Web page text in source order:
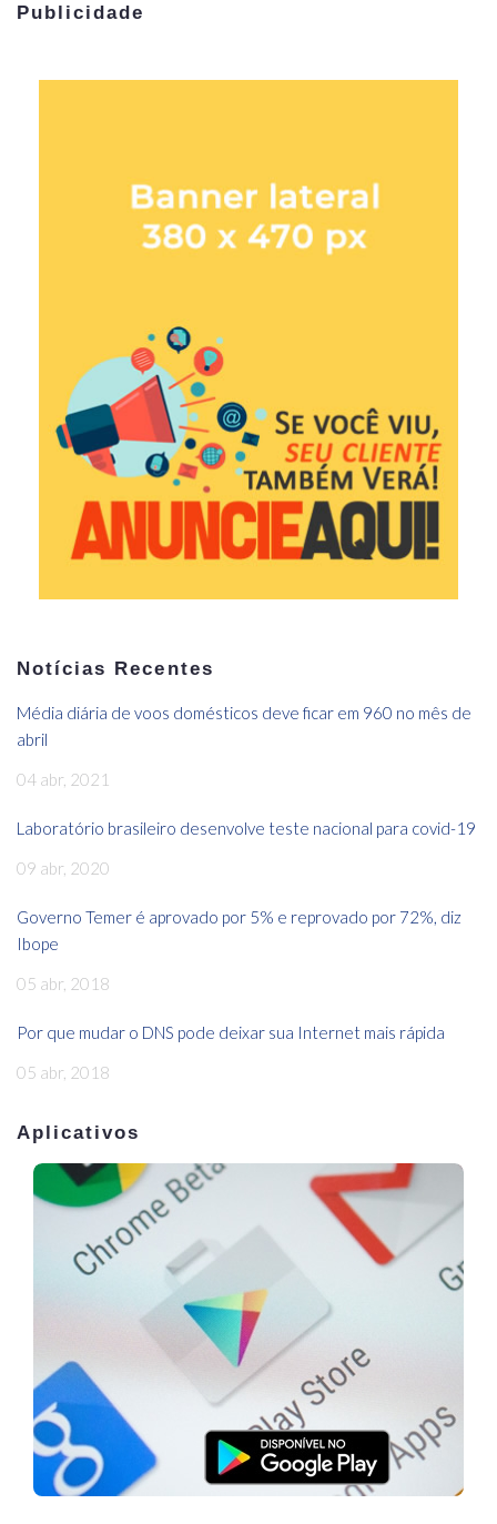
Publicidade
Notícias Recentes
Média diária de voos domésticos deve ficar em 960 no mês de
abril
04 abr, 2021
Laboratório brasileiro desenvolve teste nacional para covid-19
09 abr, 2020
Governo Temer é aprovado por 5% e reprovado por 72%, diz
Ibope
05 abr, 2018
Por que mudar o DNS pode deixar sua Internet mais rápida
05 abr, 2018
Aplicativos